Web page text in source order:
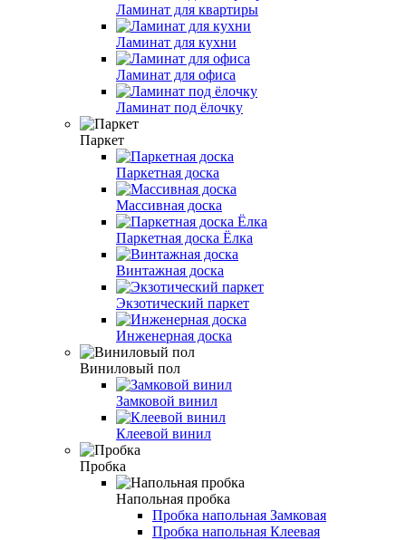
Ламинат для квартиры
Ламинат для кухни
Ламинат для офиса
Ламинат под ёлочку
Паркет
Паркетная доска
Массивная доска
Паркетная доска Ёлка
Винтажная доска
Экзотический паркет
Инженерная доска
Виниловый пол
Замковой винил
Клеевой винил
Пробка
Напольная пробка
Пробка напольная Замковая
Пробка напольная Клеевая